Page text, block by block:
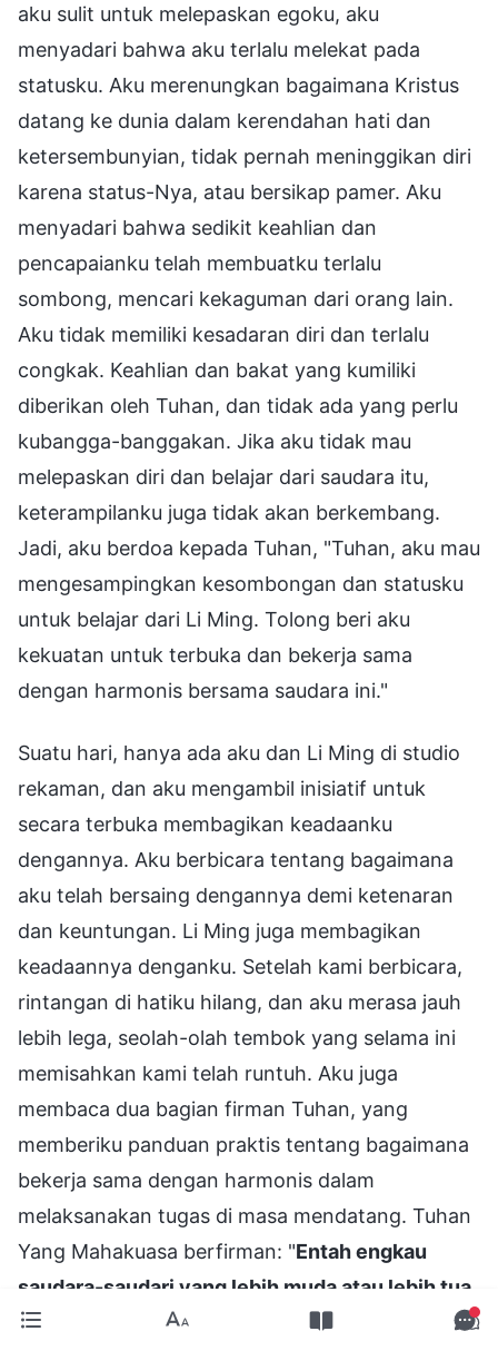
aku sulit untuk melepaskan egoku, aku
menyadari bahwa aku terlalu melekat pada
statusku. Aku merenungkan bagaimana Kristus
datang ke dunia dalam kerendahan hati dan
ketersembunyian, tidak pernah meninggikan diri
karena status-Nya, atau bersikap pamer. Aku
menyadari bahwa sedikit keahlian dan
pencapaianku telah membuatku terlalu
sombong, mencari kekaguman dari orang lain.
Aku tidak memiliki kesadaran diri dan terlalu
congkak. Keahlian dan bakat yang kumiliki
diberikan oleh Tuhan, dan tidak ada yang perlu
kubangga-banggakan. Jika aku tidak mau
melepaskan diri dan belajar dari saudara itu,
keterampilanku juga tidak akan berkembang.
Jadi, aku berdoa kepada Tuhan, "Tuhan, aku mau
mengesampingkan kesombongan dan statusku
untuk belajar dari Li Ming. Tolong beri aku
kekuatan untuk terbuka dan bekerja sama
dengan harmonis bersama saudara ini."
Suatu hari, hanya ada aku dan Li Ming di studio
rekaman, dan aku mengambil inisiatif untuk
secara terbuka membagikan keadaanku
dengannya. Aku berbicara tentang bagaimana
aku telah bersaing dengannya demi ketenaran
dan keuntungan. Li Ming juga membagikan
keadaannya denganku. Setelah kami berbicara,
rintangan di hatiku hilang, dan aku merasa jauh
lebih lega, seolah-olah tembok yang selama ini
memisahkan kami telah runtuh. Aku juga
membaca dua bagian firman Tuhan, yang
memberiku panduan praktis tentang bagaimana
bekerja sama dengan harmonis dalam
melaksanakan tugas di masa mendatang. Tuhan
Yang Mahakuasa berfirman: "Entah engkau
saudara-saudari yang lebih muda atau lebih tua,
engkau harus tahu fungsi yang harus engkau